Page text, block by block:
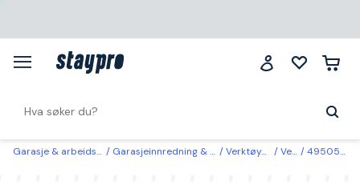
Garasje & arbeidsplass Garasjeinnredning & oppbevaring Verktøyoppbevaring Verktøytavler 495053 PELA Verktøytavle 950 x 950 mm, rød